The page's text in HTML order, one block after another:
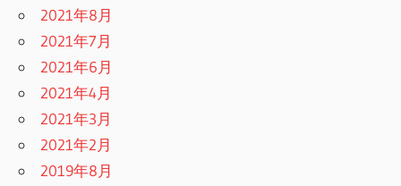
2021年8月
2021年7月
2021年6月
2021年4月
2021年3月
2021年2月
2019年8月